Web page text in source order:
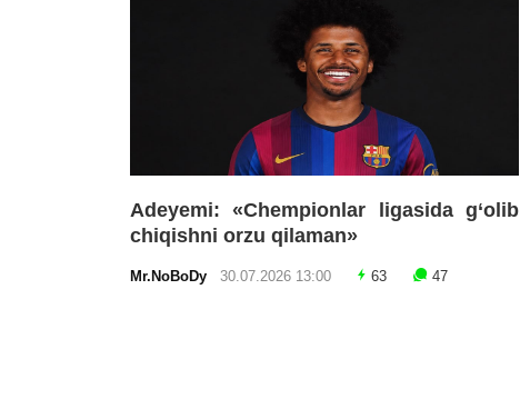
Adeyemi: «Chempionlar ligasida g‘olib
chiqishni orzu qilaman»
Mr.NoBoDy 30.07.2026 13:00 63 47